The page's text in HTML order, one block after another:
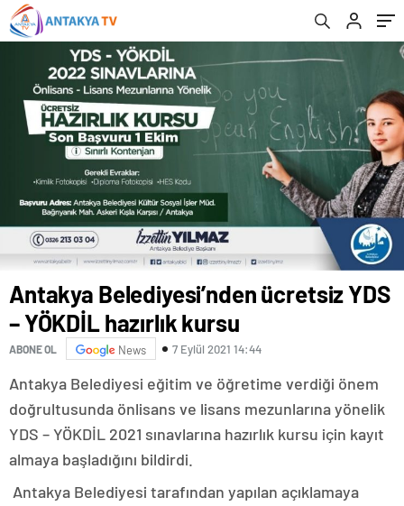
Antakya Belediyesi’nden ücretsiz YDS
– YÖKDİL hazırlık kursu
ABONE OL News 7 Eylül 2021 14:44
Antakya Belediyesi eğitim ve öğretime verdiği önem
doğrultusunda önlisans ve lisans mezunlarına yönelik
YDS – YÖKDİL 2021 sınavlarına hazırlık kursu için kayıt
almaya başladığını bildirdi.
Antakya Belediyesi tarafından yapılan açıklamaya